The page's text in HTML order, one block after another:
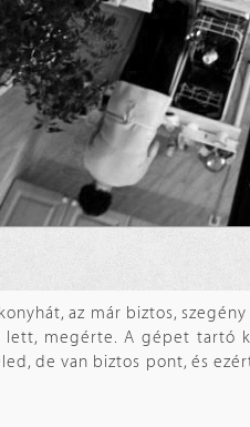
az már biztos,
lett, megérte. A gépet tartó
de van biztos pont, és